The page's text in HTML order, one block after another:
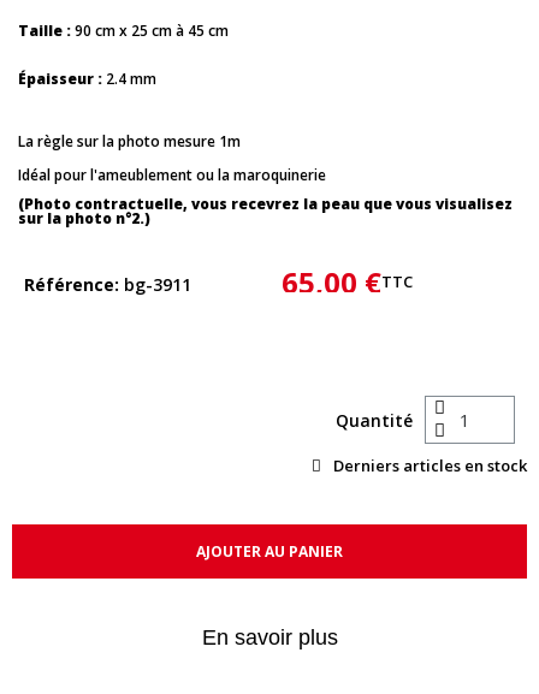
Taille :90 cm x 25 cm à 45 cm
Épaisseur : 2.4 mm
La règle sur la photo mesure 1m
Idéal pour l'ameublement ou la maroquinerie
(Photo contractuelle, vous recevrez la peau que vous visualisez
sur la photo n°2.)
Référence bg-3911 65,00 €TTC
Quantité
Derniers articles en stock
AJOUTER AU PANIER
En savoir plus